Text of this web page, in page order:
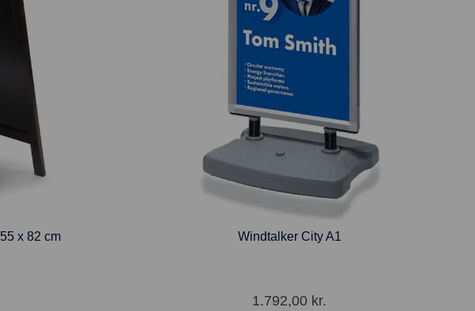
x 82 cm Windtalker City A1
1.792,00 kr.